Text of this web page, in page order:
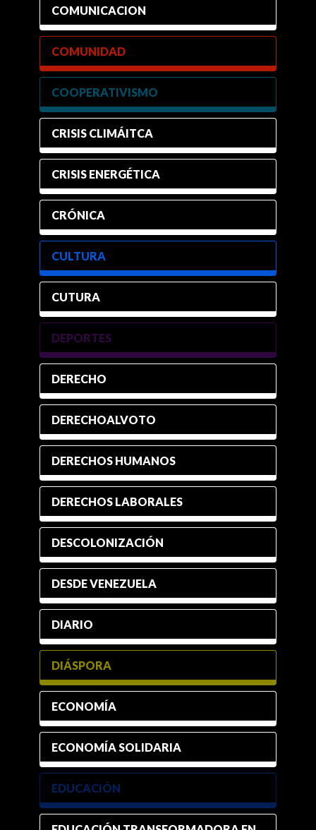
COMUNICACION
COMUNIDAD
COOPERATIVISMO
CRISIS CLIMÁITCA
CRISIS ENERGÉTICA
CRÓNICA
CULTURA
CUTURA
DEPORTES
DERECHO
DERECHOALVOTO
DERECHOS HUMANOS
DERECHOS LABORALES
DESCOLONIZACIÓN
DESDE VENEZUELA
DIARIO
DIÁSPORA
ECONOMÍA
ECONOMÍA SOLIDARIA
EDUCACIÓN